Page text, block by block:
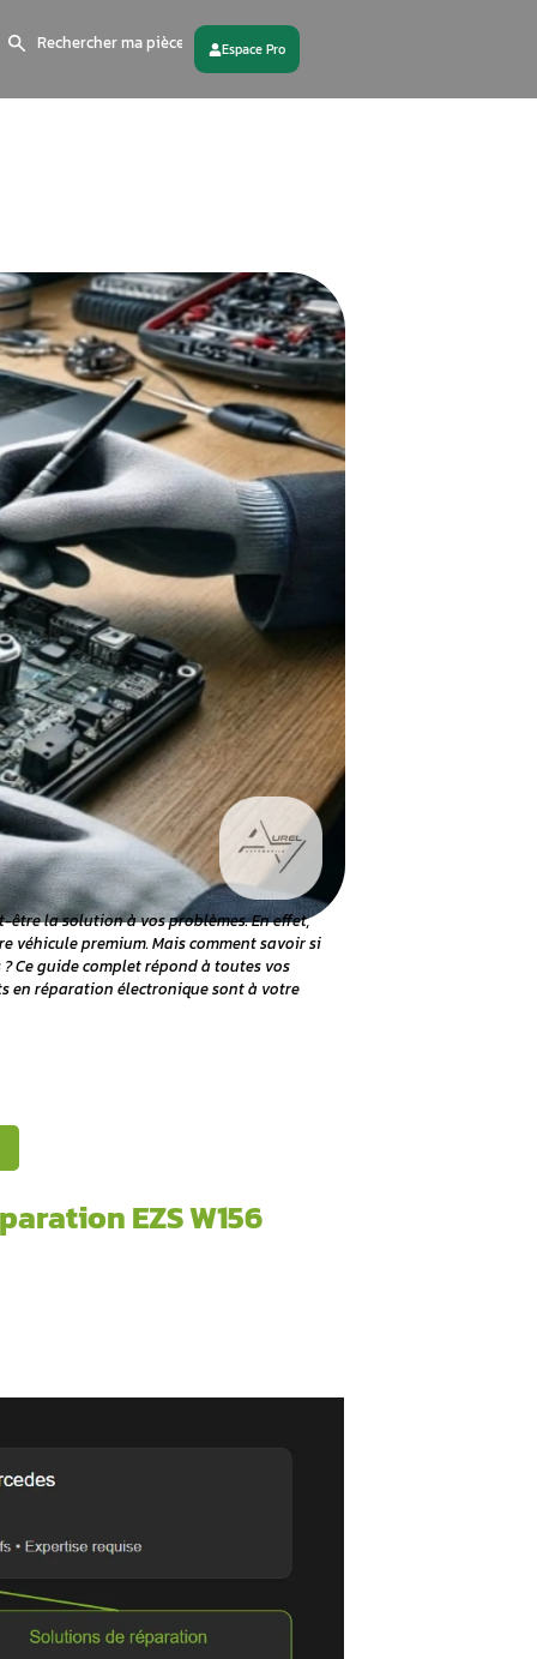
Contactez - nous
Search
for:
réparation EZS W156 est peut-être la solution à vos
dans le démarrage de votre véhicule premium. Mais
sont les solutions possibles ? Ce guide complet répond
votre Mercedes ? Nos experts en réparation électronique
connaître !
la réparation EZS
de votre Mercedes